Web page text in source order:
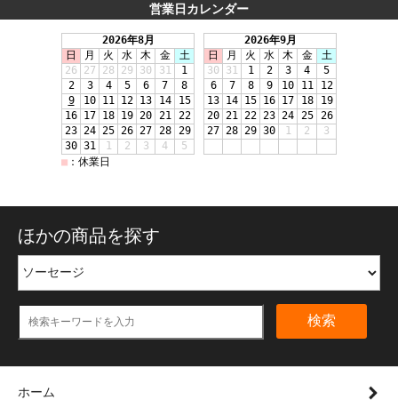
営業日カレンダー
ほかの商品を探す
検索
ホーム